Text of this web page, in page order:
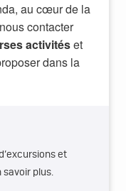
au cœur de la
contacter
activitéset
dans la
et
savoir plus.